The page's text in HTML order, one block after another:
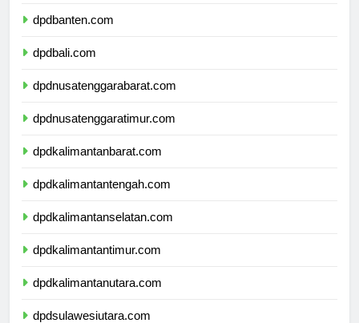
dpdbanten.com
dpdbali.com
dpdnusatenggarabarat.com
dpdnusatenggaratimur.com
dpdkalimantanbarat.com
dpdkalimantantengah.com
dpdkalimantanselatan.com
dpdkalimantantimur.com
dpdkalimantanutara.com
dpdsulawesiutara.com